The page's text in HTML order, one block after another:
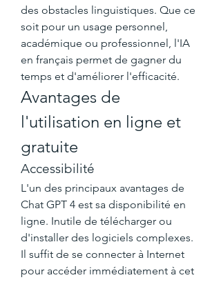
des obstacles linguistiques. Que ce
soit pour un usage personnel,
académique ou professionnel, l'IA
en français permet de gagner du
temps et d'améliorer l'efficacité.
Avantages de
l'utilisation en ligne et
gratuite
Accessibilité
L'un des principaux avantages de
Chat GPT 4 est sa disponibilité en
ligne. Inutile de télécharger ou
d'installer des logiciels complexes.
Il suffit de se connecter à Internet
pour accéder immédiatement à cet